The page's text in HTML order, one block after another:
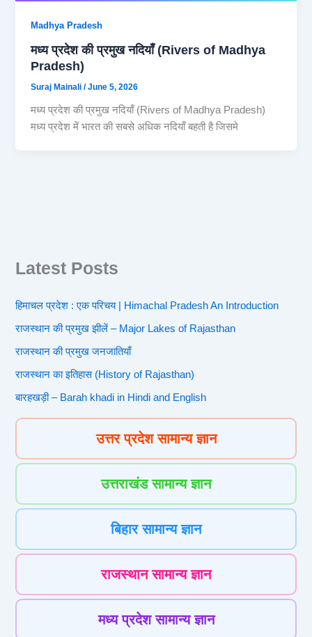
Madhya Pradesh
मध्य प्रदेश की प्रमुख नदियाँ (Rivers of Madhya
Pradesh)
Suraj Mainali/June 5, 2026
मध्य प्रदेश की प्रमुख नदियाँ (Rivers of Madhya Pradesh)
मध्य प्रदेश में भारत की सबसे अधिक नदियाँ बहती है जिसमे
Latest Posts
हिमाचल प्रदेश : एक परिचय | Himachal Pradesh An Introduction
राजस्थान की प्रमुख झीलें – Major Lakes of Rajasthan
राजस्थान की प्रमुख जनजातियाँ
राजस्थान का इतिहास (History of Rajasthan)
बारहखड़ी – Barah khadi in Hindi and English
उत्तर प्रदेश सामान्य ज्ञान
उत्तराखंड सामान्य ज्ञान
बिहार सामान्य ज्ञान
राजस्थान सामान्य ज्ञान
मध्य प्रदेश सामान्य ज्ञान